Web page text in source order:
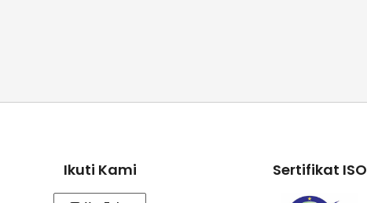
Ikuti Kami Sertifikat ISO